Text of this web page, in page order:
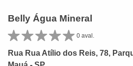
Belly Água Mineral
0 aval.
Rua Rua Atílio dos Reis, 78,